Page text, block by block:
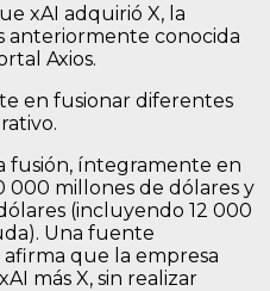
xAI adquirió X, la
anteriormente conocida
Axios.
en fusionar diferentes
fusión, íntegramente en
000 millones de dólares y
(incluyendo 12 000
Una fuente
que la empresa
más X, sin realizar